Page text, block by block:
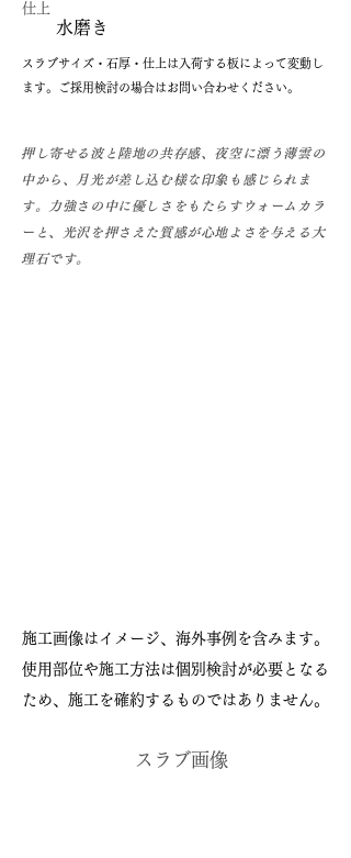
仕上
水磨き
​スラブサイズ・石厚・仕上は入荷する板によって変動し
ます。ご採用検討の場合はお問い合わせください。
押し寄せる波と陸地の共存感、夜空に漂う薄雲の
中から、月光が差し込む様な印象も感じられま
す。力強さの中に優しさをもたらすウォームカラ
ーと、光沢を押さえた質感が心地よさを与える大
理石です。
施工画像はイメージ、海外事例を含みます。
使用部位や施工方法は個別検討が必要となる
ため、施工を確約するものではありません。
スラブ画像